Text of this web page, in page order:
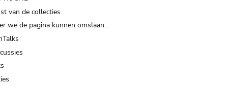
van de collecties
we de pagina kunnen omslaan…